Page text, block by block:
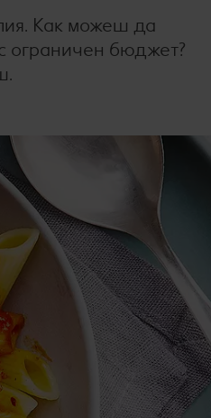
Как можеш да
ограничен бюджет?